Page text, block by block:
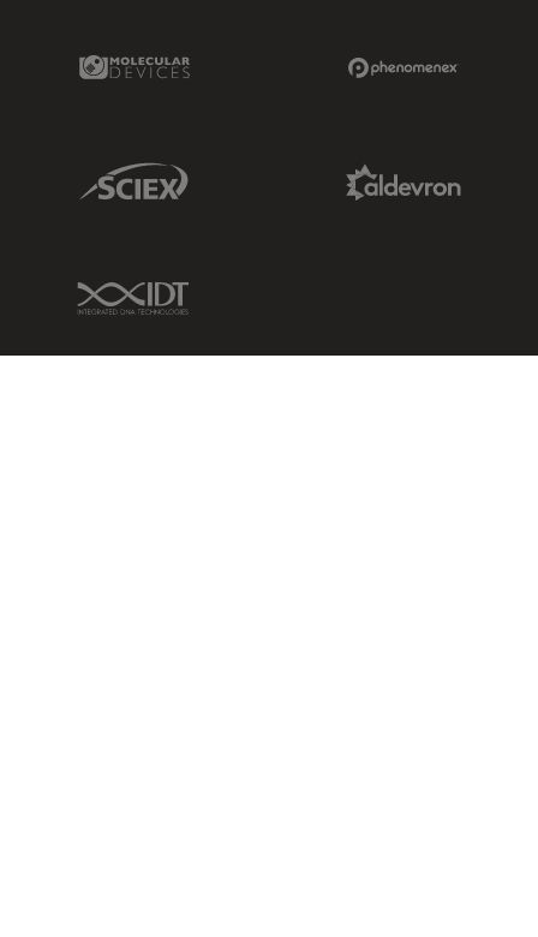
Molecular Devices Link
Sciex Link
IDT Link